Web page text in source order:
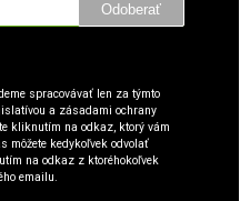
Odoberať
spracovávať len za týmto
a zásadami ochrany
kliknutím na odkaz, ktorý vám
môžete kedykoľvek odvolať
na odkaz z ktoréhokoľvek
emailu.